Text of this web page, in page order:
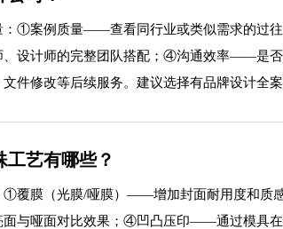
：①案例质量——查看同行业或类似需求的
设计师的完整团队搭配；④沟通效率——是
件修改等后续服务。建议选择有品牌设计全案
工艺有哪些？
①覆膜（光膜/哑膜）——增加封面耐用度和
面与哑面对比效果；④凹凸压印——通过模